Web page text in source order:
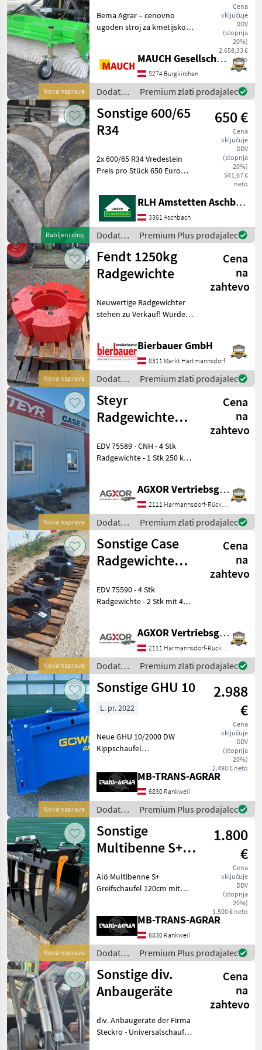
Nova naprava
Cena
vključuje
DDV
(stopnja
20%)
2.658,33 €
neto
Bema Agrar – cenovno
ugoden stroj za kmetijsko
Ohišje stroja je zelo stabilno
in torzijsko trdno -
Tritočkovn
MAUCH Gesellschaft m.b.H. & Co.KG
5274 Burgkirchen
Dodatna
oprema
za
traktorje
/
Premium zlati prodajalec
Rabljeni stroj
Sonstige 600/65
R34
650 €
Cena
vključuje
DDV
(stopnja
20%)
541,67 €
neto
2x 600/65 R34 Vredestein
Preis pro Stück 650 Euro
ausweisbar Bitte Herrn
Reiter Manuel anrufen ! +43
664 4877404 Dodatna
oprema za traktor
RLH Amstetten Aschbach
3361 Aschbach
Dodatna
oprema
za
traktorje
/
Premium Plus prodajalec
Nova naprava
Fendt 1250kg
Radgewichte
Cena
na
zahtevo
Neuwertige Radgewichter
stehen zu Verkauf! Würden
an diesen Radgewichte
oder Fragen zum
technischen Zustand und
zur Ver
Bierbauer GmbH
8311 Markt Hartmannsdorf
Dodatna
oprema
za
traktorje
/ Fendt
Premium zlati prodajalec
Nova naprava
Steyr
Radgewichte
Neutraktore
Cena
na
zahtevo
EDV 75589 - CNH - 4 Stk
Radgewichte - 1 Stk 250 kg
Verkaufsteam der Fa. Agxor
zeigt Ihnen das
Gerät/Maschine
AGXOR Vertriebsgesellschaft Ost GmbH
2111 Harmannsdorf-Rückersdorf
Dodatna
oprema
za
traktorje
/ Steyr
Premium zlati prodajalec
Nova naprava
Sonstige Case
Radgewichte
Neutraktore
Cena
na
zahtevo
EDV 75590 - 4 Stk
Radgewichte - 2 Stk mit 454
Weinviertel Das
Verkaufsteam der Fa. Agxor
zeigt Ihnen da
AGXOR Vertriebsgesellschaft Ost GmbH
2111 Harmannsdorf-Rückersdorf
Dodatna
oprema
za
Premium zlati prodajalec
Nova naprava
Sonstige GHU 10
2.988
€
Cena
vključuje
DDV
(stopnja
20%)
2.490 € neto
L. pr. 2022
Neue GHU 10/2000 DW
Kippschaufel
30 - 75 kW (- 40 - 100 PS) //
Nutzlast bis zu 3.500 kg
Einfach oder doppelt
wirkender 2-stufiger
Teleskopzylind
MB-TRANS-AGRAR
6830 Rankweil
Dodatna
oprema
za
traktorje
/
Premium Plus prodajalec
Nova naprava
Sonstige
Multibenne S+
1.800
€
Cena
vključuje
DDV
(stopnja
20%)
1.500 € neto
Alö Multibenne S+
Greifschaufel 120cm mit
traktorje Druga dodatna
oprema za traktorje
MB-TRANS-AGRAR
6830 Rankweil
Dodatna
oprema
za
traktorje
/
Premium Plus prodajalec
Sonstige div.
Anbaugeräte
Cena
na
zahtevo
div. Anbaugeräte der Firma
Steckro - Universalschaufel